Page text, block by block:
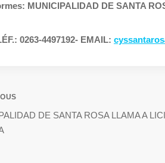
MUNICIPALIDAD DE SANTA
0263-4497192- EMAIL:
DE SANTA ROSA LLAMA A